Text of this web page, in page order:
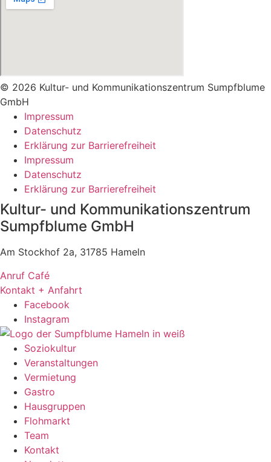
© 2026 Kultur- und Kommunikationszentrum Sumpfblume
GmbH
Impressum
Datenschutz
Erklärung zur Barrierefreiheit
Impressum
Datenschutz
Erklärung zur Barrierefreiheit
Kultur- und Kommunikationszentrum
Sumpfblume GmbH
Am Stockhof 2a, 31785 Hameln
Anruf Café
Kontakt + Anfahrt
Facebook
Instagram
Soziokultur
Veranstaltungen
Vermietung
Gastro
Hausgruppen
Flohmarkt
Team
Kontakt